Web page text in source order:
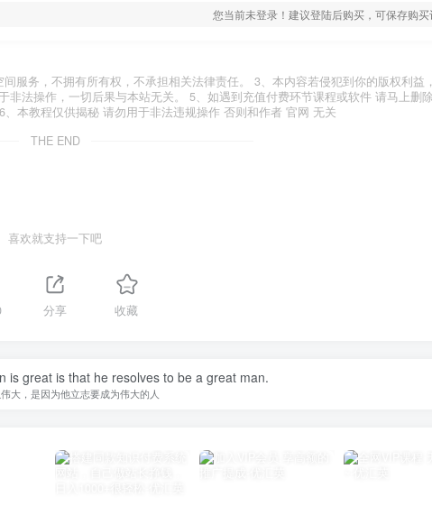
您当前未登录！建议登陆后购买，可保存购买
服务，不拥有所有权，不承担相关法律责任。 3、本内容若侵犯到你的版权利益
法操作，一切后果与本站无关。 5、如遇到充值付费环节课程或软件 请马上删
本教程仅供揭秘 请勿用于非法违规操作 否则和作者 官网 无关
THE END
喜欢就支持一下吧
分享 收藏
is great is that he resolves to be a great man.
大，是因为他立志要成为伟大的人